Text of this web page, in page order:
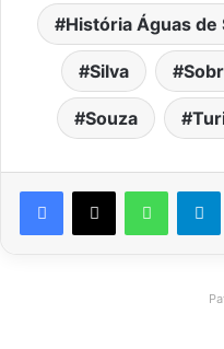
História Águas de
Silva
Souza